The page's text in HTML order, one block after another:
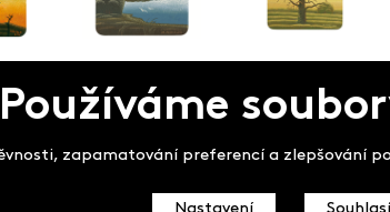
Používáme
zapamatování preferencí a zlepšování